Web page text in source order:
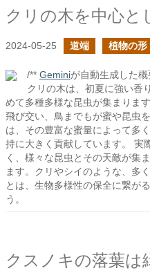
クリの木を中心と
2024-05-25 道端 植物の形
/** Geminiが自動生成した概
クリの木は、初夏に強い香
めて多種多様な昆虫が集まりま
飛び交い、鳥までもが蜜や昆虫
は、その豊富な蜜量によって多
持に大きく貢献しています。 実
く、様々な昆虫とその天敵が集
ます。クリやシイのような、多
とは、生物多様性の保全に繋が
う。